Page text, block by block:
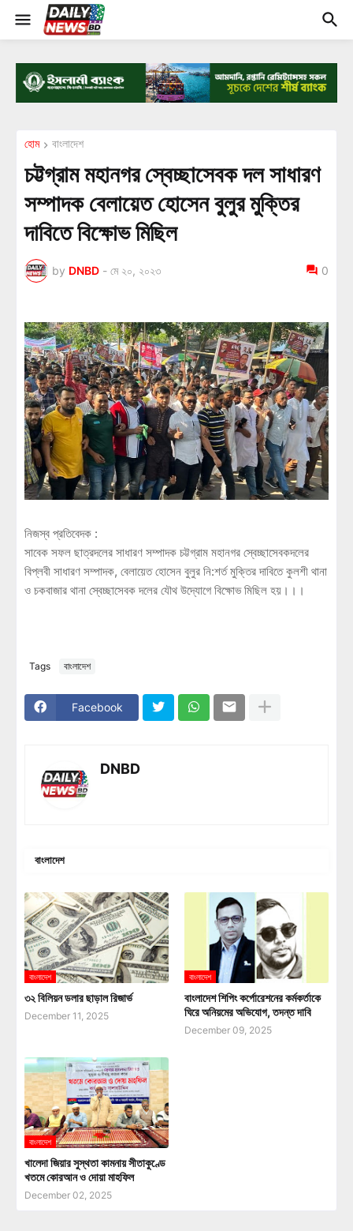
হোম বাংলাদেশ
চট্টগ্রাম মহানগর স্বেচ্ছাসেবক দল সাধারণ
সম্পাদক বেলায়েত হোসেন বুলুর মুক্তির
দাবিতে বিক্ষোভ মিছিল
by DNBD - মে ২০, ২০২৩ 0
নিজস্ব প্রতিবেদক :
সাবেক সফল ছাত্রদলের সাধারণ সম্পাদক চট্টগ্রাম মহানগর স্বেচ্ছাসেবকদলের
বিপ্লবী সাধারণ সম্পাদক, বেলায়েত হোসেন বুলুর নি:শর্ত মুক্তির দাবিতে কুলশী থানা
ও চকবাজার থানা স্বেচ্ছাসেবক দলের যৌথ উদ্যোগে বিক্ষোভ মিছিল হয়।।।
Tags বাংলাদেশ
Facebook
DNBD
বাংলাদেশ
বাংলাদেশ
৩২ বিলিয়ন ডলার ছাড়াল রিজার্ভ
December 11, 2025
বাংলাদেশ
বাংলাদেশ শিপিং কর্পোরেশনের কর্মকর্তাকে
ঘিরে অনিয়মের অভিযোগ, তদন্ত দাবি
December 09, 2025
বাংলাদেশ
খালেদা জিয়ার সুস্থতা কামনায় সীতাকুণ্ডে
খতমে কোরআন ও দোয়া মাহফিল
December 02, 2025